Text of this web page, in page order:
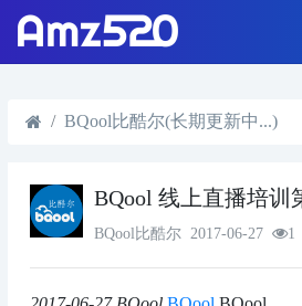
BQool比酷尔(长期更新中...)
BQool 线上直播培训
BQool比酷尔 2017-06-27 1